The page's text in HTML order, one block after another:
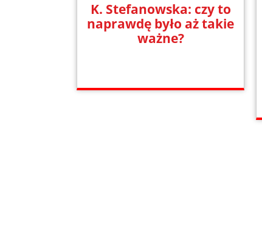
K. Stefanowska: czy to
naprawdę było aż takie
ważne?